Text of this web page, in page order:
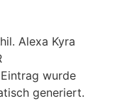
Alexa Kyra
wurde
generiert.